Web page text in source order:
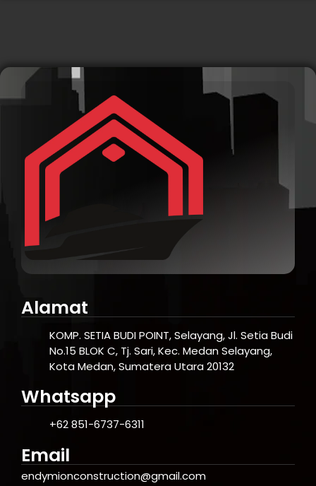
Alamat
KOMP. SETIA BUDI POINT, Selayang, Jl. Setia Budi
No.15 BLOK C, Tj. Sari, Kec. Medan Selayang,
Kota Medan, Sumatera Utara 20132
Whatsapp
+62 851-6737-6311
Email
endymionconstruction@gmail.com